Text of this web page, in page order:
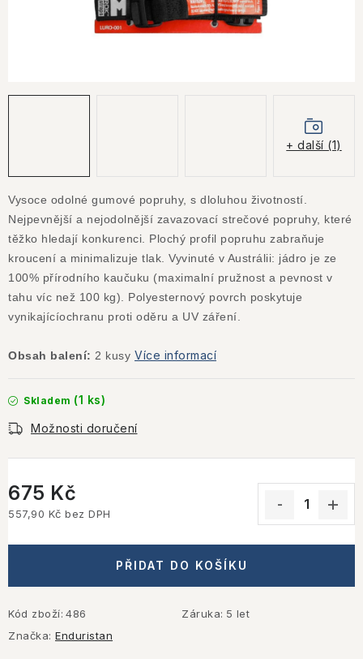
Jak nakupovat
Podmínky ochrany osobních údajů
Vysoce odolné gumové popruhy, s dloluhou životností.
Nejpevnější a nejodolnější zavazovací strečové popruhy, které
těžko hledají konkurenci. Plochý profil popruhu zabraňuje
kroucení a minimalizuje tlak. Vyvinuté v Austrálii: jádro je ze
100% přírodního kaučuku (maximalní pružnost a pevnost v
tahu víc než 100 kg). Polyesternový povrch poskytuje
vynikajícíochranu proti oděru a UV záření.
Obsah balení: 2 kusy Více informací
Skladem (1 ks)
Možnosti doručení
675 Kč
557,90 Kč bez DPH
PŘIDAT DO KOŠÍKU
Kód zboží: 486 Záruka: 5 let
Značka: Enduristan
+ další (1)